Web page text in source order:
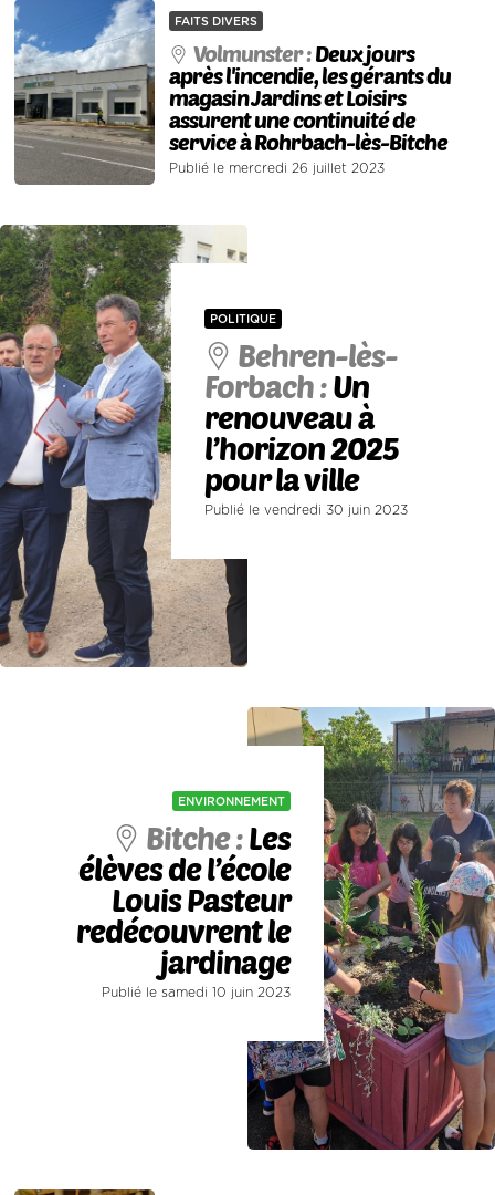
FAITS DIVERS
Volmunster :Deux jours
après l'incendie, les gérants du
magasin Jardins et Loisirs
assurent une continuité de
service à Rohrbach-lès-Bitche
Publié le mercredi 26 juillet 2023
POLITIQUE
Behren-lès-
Forbach :Un
renouveau à
l’horizon 2025
pour la ville
Publié le vendredi 30 juin 2023
ENVIRONNEMENT
Bitche :Les
élèves de l’école
Louis Pasteur
redécouvrent le
jardinage
Publié le samedi 10 juin 2023